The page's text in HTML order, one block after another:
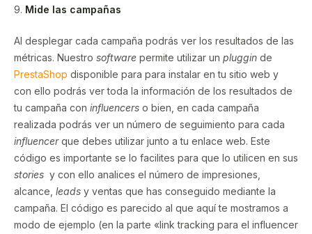
9. Mide las campañas
Al desplegar cada campaña podrás ver los resultados de las
métricas. Nuestro software permite utilizar un pluggin de
PrestaShop disponible para para instalar en tu sitio web y
con ello podrás ver toda la información de los resultados de
tu campaña con influencers o bien, en cada campaña
realizada podrás ver un número de seguimiento para cada
influencerque debes utilizar junto a tu enlace web. Este
código es importante se lo facilites para que lo utilicen en sus
stories y con ello analices el número de impresiones,
alcance, leads y ventas que has conseguido mediante la
campaña. El código es parecido al que aquí te mostramos a
modo de ejemplo (en la parte «link tracking para el influencer